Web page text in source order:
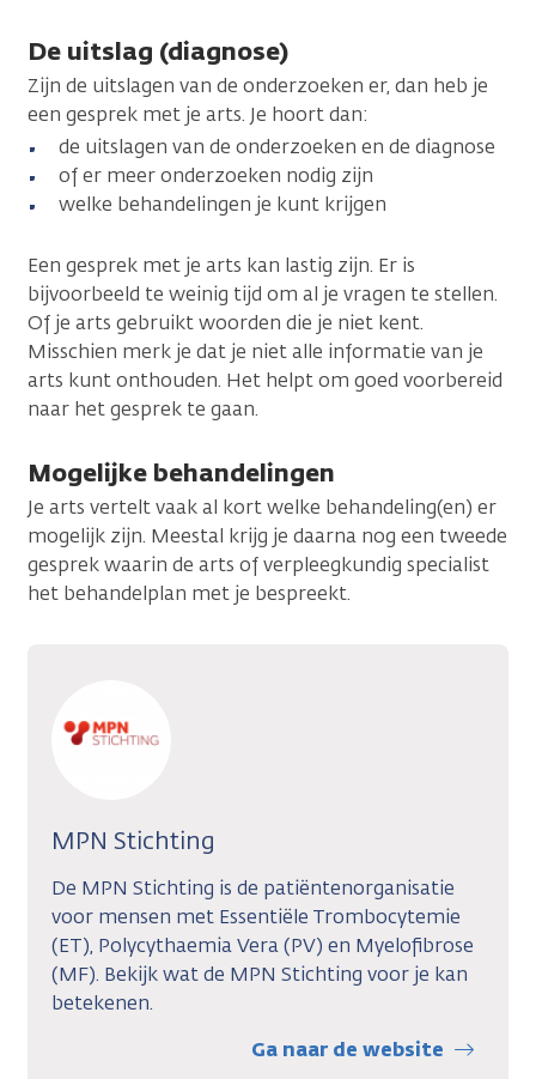
De uitslag (diagnose)
Zijn de uitslagen van de onderzoeken er, dan heb je
een gesprek met je arts. Je hoort dan:
de uitslagen van de onderzoeken en de diagnose
of er meer onderzoeken nodig zijn
welke behandelingen je kunt krijgen
Een gesprek met je arts kan lastig zijn. Er is
bijvoorbeeld te weinig tijd om al je vragen te stellen.
Of je arts gebruikt woorden die je niet kent.
Misschien merk je dat je niet alle informatie van je
arts kunt onthouden. Het helpt om goed voorbereid
naar het gesprek te gaan.
Mogelijke behandelingen
Je arts vertelt vaak al kort welke behandeling(en) er
mogelijk zijn. Meestal krijg je daarna nog een tweede
gesprek waarin de arts of verpleegkundig specialist
het behandelplan met je bespreekt.
MPN Stichting
De MPN Stichting is de patiëntenorganisatie
voor mensen met Essentiële Trombocytemie
(ET), Polycythaemia Vera (PV) en Myelofibrose
(MF). Bekijk wat de MPN Stichting voor je kan
betekenen.
Ga naar de website